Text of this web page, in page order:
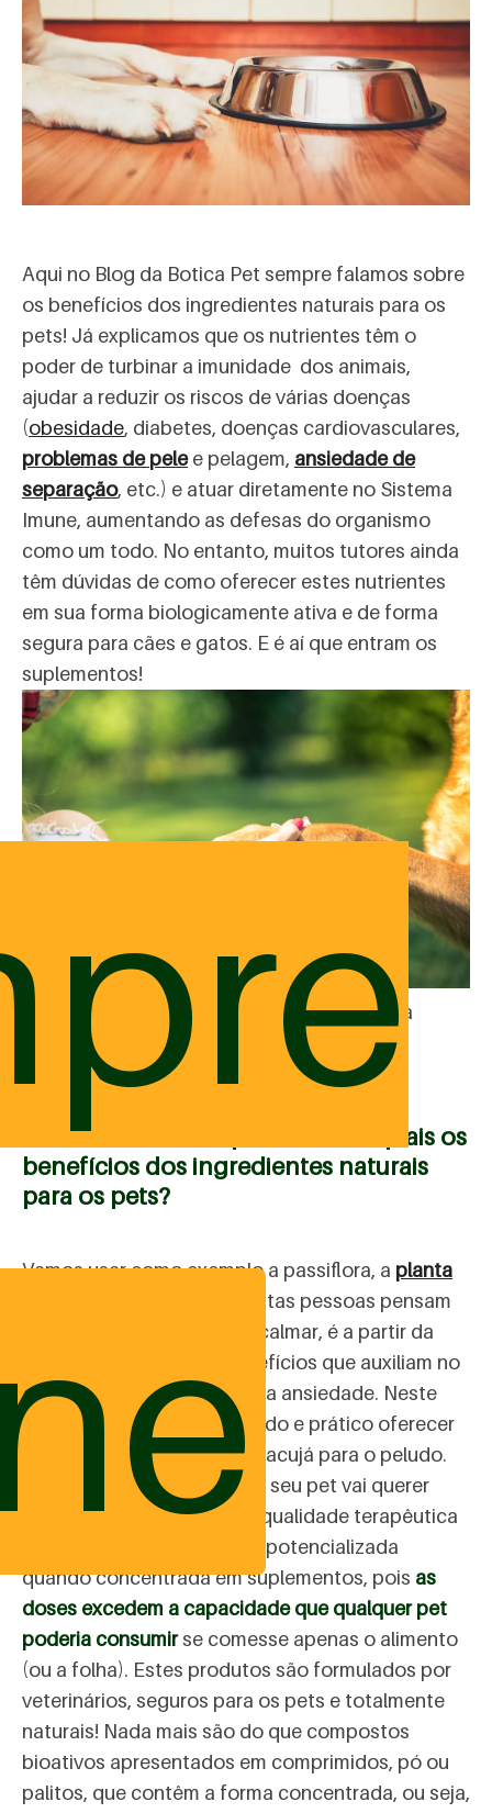
Aqui no Blog da Botica Pet sempre falamos sobre
os benefícios dos ingredientes naturais para os
pets! Já explicamos que os nutrientes têm o
poder de turbinar a imunidade dos animais,
ajudar a reduzir os riscos de várias doenças
(obesidade, diabetes, doenças cardiovasculares,
problemas de pelee pelagem, ansiedade de
separação, etc.) e atuar diretamente no Sistema
Imune, aumentando as defesas do organismo
como um todo. No entanto, muitos tutores ainda
têm dúvidas de como oferecer estes nutrientes
em sua forma biologicamente ativa e de forma
segura para cães e gatos. E é aí que entram os
suplementos!
Os ingredientes naturais ajudam a cuidar da
saúde do seu pet!
Como atuam os suplementos e quais os
benefícios dos ingredientes naturais
para os pets?
Vamos usar como exemplo a passiflora, a planta
Enquanto muitas pessoas pensam
que é a fruta que ajuda a acalmar, é a partir da
folha que obtemos os benefícios que auxiliam no
tratamento dos sintomas da ansiedade. Neste
caso, pode não ser adequado e prático oferecer
diretamente a folha do Maracujá para o peludo.
Você realmente acha que o seu pet vai querer
tomar um chá? E agora? A qualidade terapêutica
desse alimento funcional é potencializada
quando concentrada em suplementos, pois as
doses excedem a capacidade que qualquer pet
poderia consumirse comesse apenas o alimento
(ou a folha). Estes produtos são formulados por
veterinários, seguros para os pets e totalmente
naturais! Nada mais são do que compostos
bioativos apresentados em comprimidos, pó ou
palitos, que contêm a forma concentrada, ou seja,